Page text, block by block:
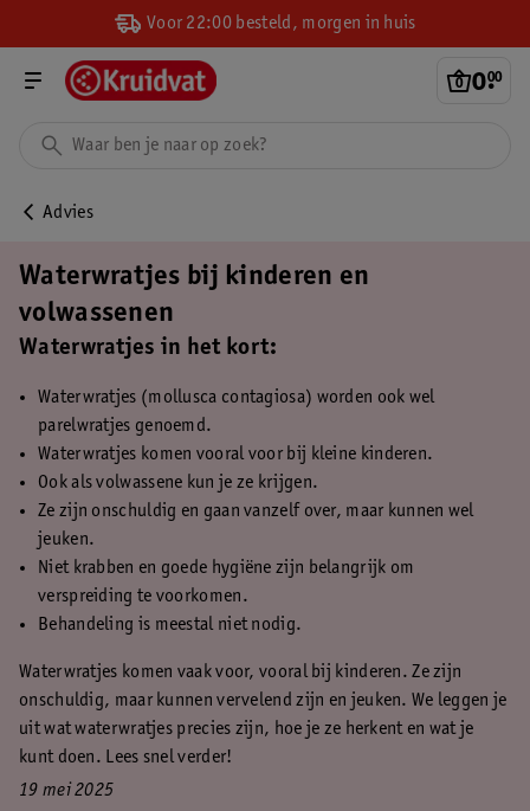
Voor 22:00 besteld, morgen in huis
0.
00
Advies
Waterwratjes bij kinderen en
volwassenen
Waterwratjes in het kort:
Waterwratjes (mollusca contagiosa) worden ook wel
parelwratjes genoemd.
Waterwratjes komen vooral voor bij kleine kinderen.
Ook als volwassene kun je ze krijgen.
Ze zijn onschuldig en gaan vanzelf over, maar kunnen wel
jeuken.
Niet krabben en goede hygiëne zijn belangrijk om
verspreiding te voorkomen.
Behandeling is meestal niet nodig.
Waterwratjes komen vaak voor, vooral bij kinderen. Ze zijn
onschuldig, maar kunnen vervelend zijn en jeuken. We leggen je
uit wat waterwratjes precies zijn, hoe je ze herkent en wat je
kunt doen. Lees snel verder!
19 mei 2025